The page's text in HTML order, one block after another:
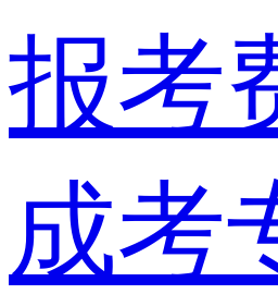
报考
成考